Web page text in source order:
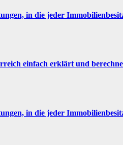
in die jeder
einfach erklärt und
in die jeder